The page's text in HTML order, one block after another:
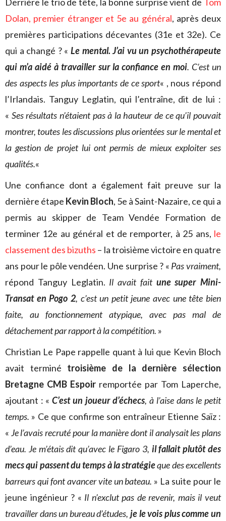
Dolan, premier étranger et 5e au général, après deux
premières participations décevantes (31e et 32e). Ce
qui a changé ? « Le mental. J’ai vu un psychothérapeute
qui m’a aidé à travailler sur la confiance en moi. C’est un
des aspects les plus importants de ce sport« , nous répond
l’Irlandais. Tanguy Leglatin, qui l’entraîne, dit de lui :
« Ses résultats n’étaient pas à la hauteur de ce qu’il pouvait
montrer, toutes les discussions plus orientées sur le mental et
la gestion de projet lui ont permis de mieux exploiter ses
qualités.«
Une confiance dont a également fait preuve sur la
dernière étape Kevin Bloch, 5e à Saint-Nazaire, ce qui a
permis au skipper de Team Vendée Formation de
terminer 12e au général et de remporter, à 25 ans, le
classement des bizuths – la troisième victoire en quatre
ans pour le pôle vendéen. Une surprise ? « Pas vraiment,
répond Tanguy Leglatin. Il avait fait une super Mini-
Transat en Pogo 2, c’est un petit jeune avec une tête bien
faite, au fonctionnement atypique, avec pas mal de
détachement par rapport à la compétition. »
Christian Le Pape rappelle quant à lui que Kevin Bloch
avait terminé troisième de la dernière sélection
Bretagne CMB Espoir remportée par Tom Laperche,
ajoutant : «C’est un joueur d’échecs, à l’aise dans le petit
temps. » Ce que confirme son entraîneur Etienne Saïz :
« Je l’avais recruté pour la manière dont il analysait les plans
d’eau. Je m’étais dit qu’avec le Figaro 3, il fallait plutôt des
mecs qui passent du temps à la stratégieque des excellents
barreurs qui font avancer vite un bateau. » La suite pour le
jeune ingénieur ? « Il n’exclut pas de revenir, mais il veut
travailler dans un bureau d’études, je le vois plus comme un